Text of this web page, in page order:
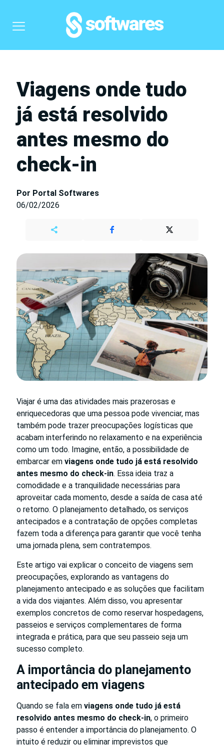
Viagens onde tudo
já está resolvido
antes mesmo do
check-in
Por Portal Softwares
06/02/2026
Viajar é uma das atividades mais prazerosas e
enriquecedoras que uma pessoa pode vivenciar, mas
também pode trazer preocupações logísticas que
acabam interferindo no relaxamento e na experiência
como um todo. Imagine, então, a possibilidade de
embarcar em viagens onde tudo já está resolvido
antes mesmo do check-in. Essa ideia traz a
comodidade e a tranquilidade necessárias para
aproveitar cada momento, desde a saída de casa até
o retorno. O planejamento detalhado, os serviços
antecipados e a contratação de opções completas
fazem toda a diferença para garantir que você tenha
uma jornada plena, sem contratempos.
Este artigo vai explicar o conceito de viagens sem
preocupações, explorando as vantagens do
planejamento antecipado e as soluções que facilitam
a vida dos viajantes. Além disso, vou apresentar
exemplos concretos de como reservar hospedagens,
passeios e serviços complementares de forma
integrada e prática, para que seu passeio seja um
sucesso completo.
A importância do planejamento
antecipado em viagens
Quando se fala em viagens onde tudo já está
resolvido antes mesmo do check-in, o primeiro
passo é entender a importância do planejamento. O
intuito é reduzir ou eliminar imprevistos que